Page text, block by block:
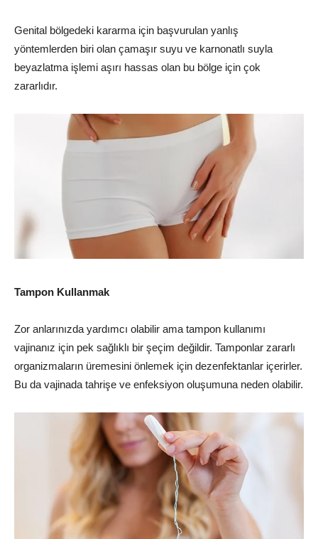
Genital bölgedeki kararma için başvurulan yanlış
yöntemlerden biri olan çamaşır suyu ve karnonatlı suyla
beyazlatma işlemi aşırı hassas olan bu bölge için çok
zararlıdır.
Tampon Kullanmak
Zor anlarınızda yardımcı olabilir ama tampon kullanımı
vajinanız için pek sağlıklı bir şeçim değildir. Tamponlar zararlı
organizmaların üremesini önlemek için dezenfektanlar içerirler.
Bu da vajinada tahrişe ve enfeksiyon oluşumuna neden olabilir.